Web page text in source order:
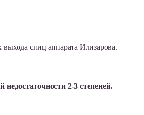
спиц аппарата Илизарова.
2-3 степеней.